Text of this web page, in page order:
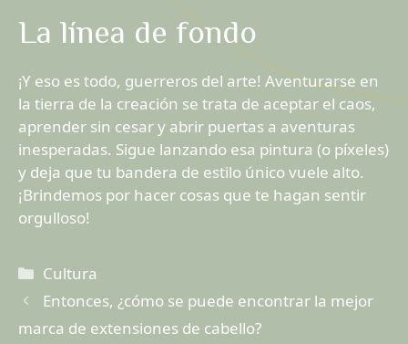
La línea de fondo
¡Y eso es todo, guerreros del arte! Aventurarse en
la tierra de la creación se trata de aceptar el caos,
aprender sin cesar y abrir puertas a aventuras
inesperadas. Sigue lanzando esa pintura (o píxeles)
y deja que tu bandera de estilo único vuele alto.
¡Brindemos por hacer cosas que te hagan sentir
orgulloso!
Categorías
Cultura
Entonces, ¿cómo se puede encontrar la mejor
marca de extensiones de cabello?